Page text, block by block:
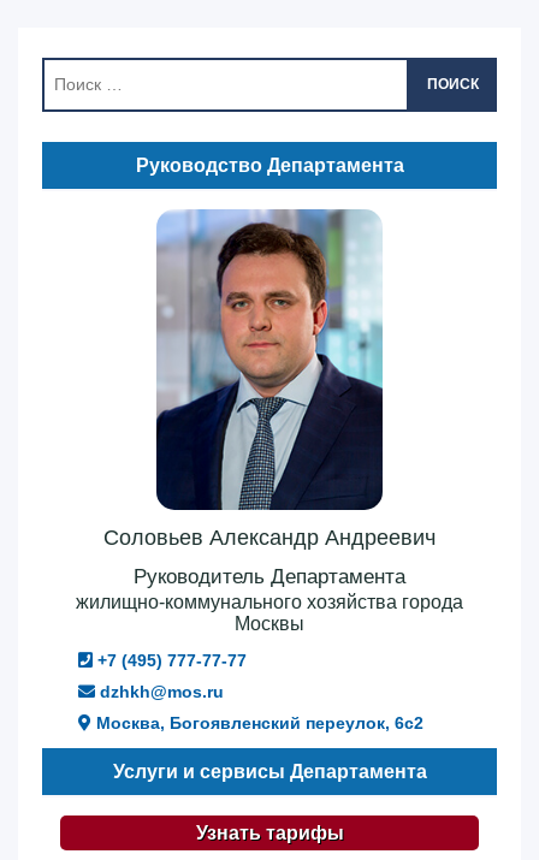
ПОИСК
Руководство Департамента
Соловьев Александр Андреевич
Руководитель Департамента
жилищно-коммунального хозяйства города
Москвы
+7 (495) 777-77-77
dzhkh@mos.ru
Москва, Богоявленский переулок, 6с2
Услуги и сервисы Департамента
Узнать тарифы